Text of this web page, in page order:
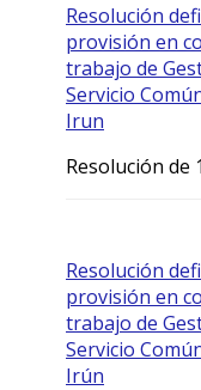
Resolución
provisión en
trabajo de
Servicio
Irun
Resolución de
Resolución
provisión en
trabajo de
Servicio
Irún